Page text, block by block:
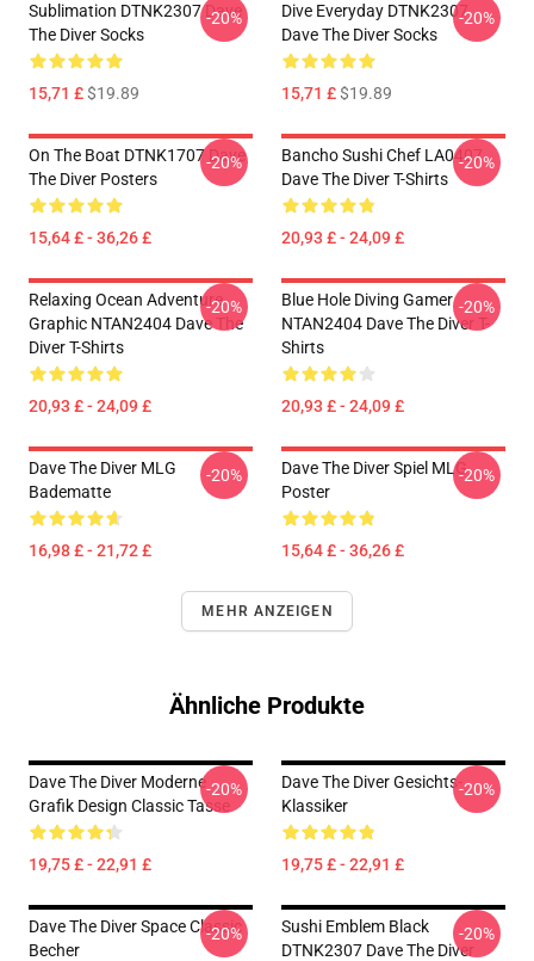
Sublimation DTNK2307 Dave
The Diver Socks
15,71 £$19.89
-20%
Dive Everyday DTNK2307
Dave The Diver Socks
15,71 £$19.89
-20%
On The Boat DTNK1707 Dave
The Diver Posters
15,64 £ - 36,26 £
-20%
Bancho Sushi Chef LA0407
Dave The Diver T-Shirts
20,93 £ - 24,09 £
-20%
Relaxing Ocean Adventure
Graphic NTAN2404 Dave The
Diver T-Shirts
20,93 £ - 24,09 £
-20%
Blue Hole Diving Gamer
NTAN2404 Dave The Diver T-
Shirts
20,93 £ - 24,09 £
-20%
Dave The Diver MLG
Badematte
16,98 £ - 21,72 £
-20%
Dave The Diver Spiel MLG
Poster
15,64 £ - 36,26 £
-20%
MEHR ANZEIGEN
Ähnliche Produkte
Dave The Diver Moderne
Grafik Design Classic Tasse
19,75 £ - 22,91 £
-20%
Dave The Diver Gesichts-
Klassiker
19,75 £ - 22,91 £
-20%
Dave The Diver Space Classic
Becher
-20%
Sushi Emblem Black
DTNK2307 Dave The Diver
-20%